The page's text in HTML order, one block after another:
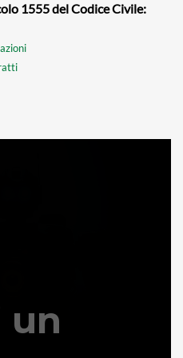
1555 del Codice Civile: